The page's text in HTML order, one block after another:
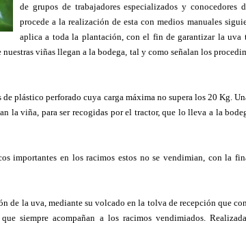
de grupos de trabajadores especializados y conocedores
procede a la realización de esta con medios manuales
aplica a toda la plantación, con el fin de garantizar la uva
viñas llegan a la bodega, tal y como señalan los
plástico perforado cuya carga máxima no supera los 20 Kg.
la viña, para ser recogidas por el tractor, que lo lleva a la
importantes en los racimos estos no se vendimian, con la
de la uva, mediante su volcado en la tolva de recepción que
siempre acompañan a los racimos vendimiados.